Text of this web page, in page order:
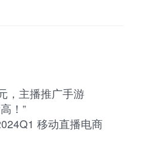
，主播推广手游
！”
移动直播电商